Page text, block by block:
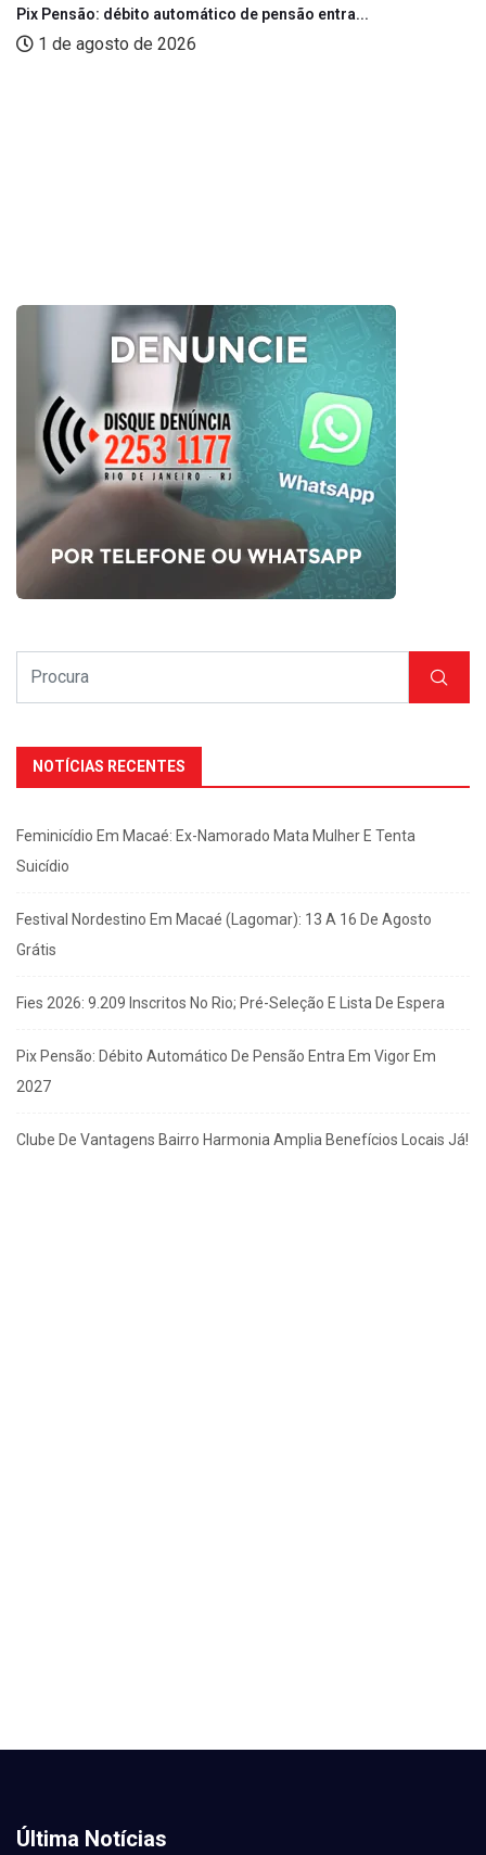
Pix Pensão: débito automático de pensão entra...
1 de agosto de 2026
NOTÍCIAS RECENTES
Feminicídio Em Macaé: Ex-Namorado Mata Mulher E Tenta
Suicídio
Festival Nordestino Em Macaé (Lagomar): 13 A 16 De Agosto
Grátis
Fies 2026: 9.209 Inscritos No Rio; Pré-Seleção E Lista De Espera
Pix Pensão: Débito Automático De Pensão Entra Em Vigor Em
2027
Clube De Vantagens Bairro Harmonia Amplia Benefícios Locais Já!
Última Notícias